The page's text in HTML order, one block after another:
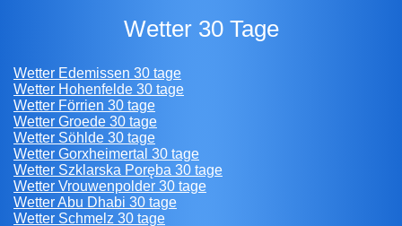
Wetter 30 Tage
Wetter Edemissen 30 tage
Wetter Hohenfelde 30 tage
Wetter Förrien 30 tage
Wetter Groede 30 tage
Wetter Söhlde 30 tage
Wetter Gorxheimertal 30 tage
Wetter Szklarska Poręba 30 tage
Wetter Vrouwenpolder 30 tage
Wetter Abu Dhabi 30 tage
Wetter Schmelz 30 tage